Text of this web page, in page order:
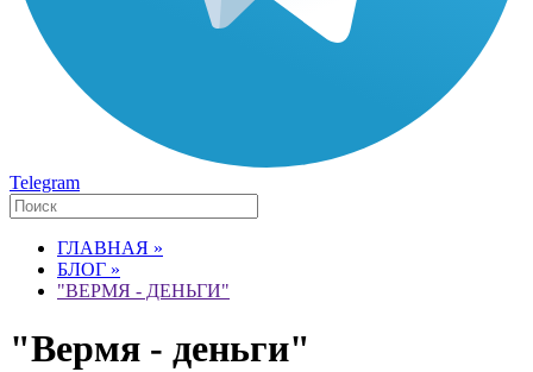
Telegram
ГЛАВНАЯ »
БЛОГ »
"ВЕРМЯ - ДЕНЬГИ"
"Вермя - деньги"